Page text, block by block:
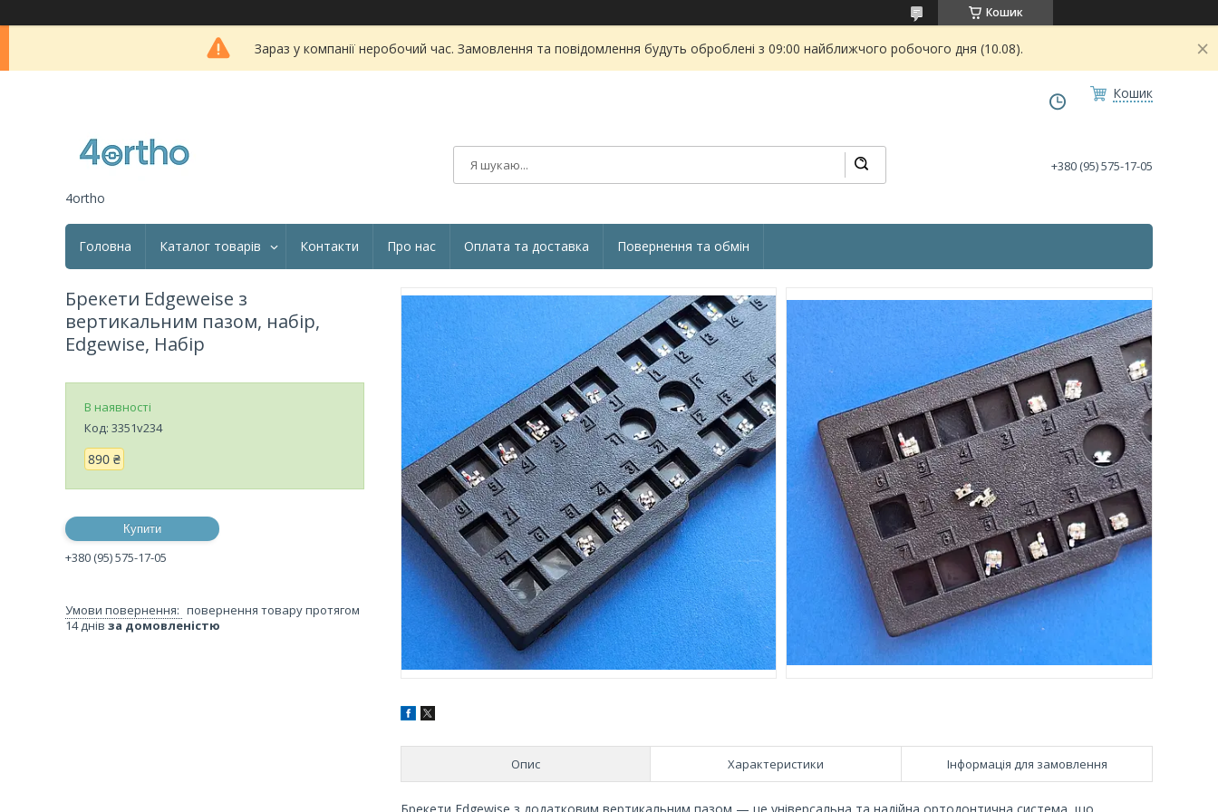
Кошик
Зараз у компанії неробочий час. Замовлення та повідомлення будуть оброблені з 09:00 найближчого робочого дня (10.08).
Кошик
4ortho
+380 (95) 575-17-05
Головна Каталог товарів Контакти Про нас Оплата та доставка Повернення та обмін
Опис Характеристики Інформація для замовлення
Брекети Edgeweise з
вертикальним пазом, набір,
Edgewise, Набір
В наявності
Код: 3351v234
890 ₴
Купити
+380 (95) 575-17-05
повернення товару протягом
14 днів за домовленістю